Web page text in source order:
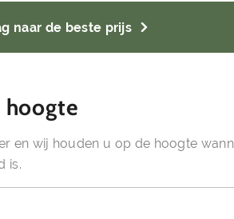
naar de beste prijs
en wij houden u op de hoogte
is.